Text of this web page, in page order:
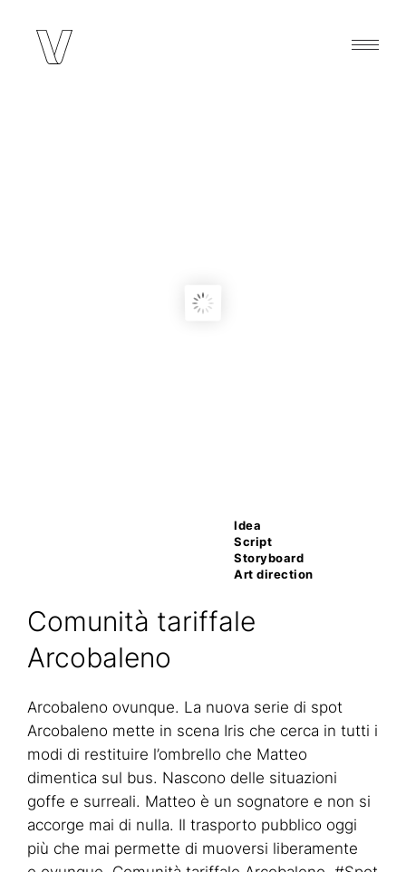
Idea
Script
Storyboard
Art direction
Comunità tariffale
Arcobaleno
Arcobaleno ovunque. La nuova serie di spot
Arcobaleno mette in scena Iris che cerca in tutti i
modi di restituire l’ombrello che Matteo
dimentica sul bus. Nascono delle situazioni
goffe e surreali. Matteo è un sognatore e non si
accorge mai di nulla. Il trasporto pubblico oggi
più che mai permette di muoversi liberamente